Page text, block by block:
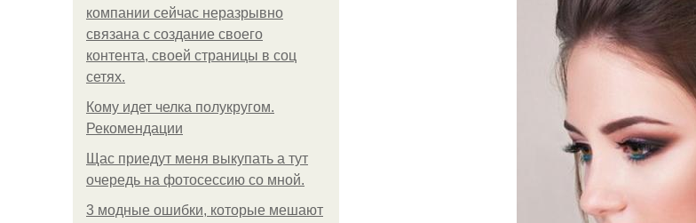
компании сейчас неразрывно
связана с создание своего
контента, своей страницы в соц
сетях.
Кому идет челка полукругом.
Рекомендации
Щас приедут меня выкупать а тут
очередь на фотосессию со мной.
3 модные ошибки, которые мешают